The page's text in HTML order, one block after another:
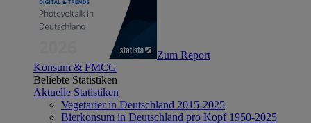
Zum Report
Konsum & FMCG
Beliebte Statistiken
Aktuelle Statistiken
Vegetarier in Deutschland 2015-2025
Bierkonsum in Deutschland pro Kopf 1950-2025